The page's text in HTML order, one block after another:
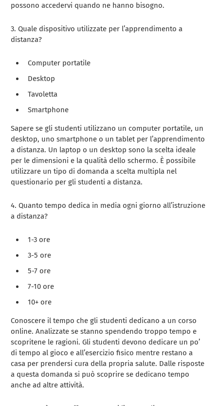
possono accedervi quando ne hanno bisogno.
3. Quale dispositivo utilizzate per l’apprendimento a
distanza?
Computer portatile
Desktop
Tavoletta
Smartphone
Sapere se gli studenti utilizzano un computer portatile, un
desktop, uno smartphone o un tablet per l’apprendimento
a distanza. Un laptop o un desktop sono la scelta ideale
per le dimensioni e la qualità dello schermo. È possibile
utilizzare un tipo di domanda a scelta multipla nel
questionario per gli studenti a distanza.
4. Quanto tempo dedica in media ogni giorno all’istruzione
a distanza?
1-3 ore
3-5 ore
5-7 ore
7-10 ore
10+ ore
Conoscere il tempo che gli studenti dedicano a un corso
online. Analizzate se stanno spendendo troppo tempo e
scopritene le ragioni. Gli studenti devono dedicare un po’
di tempo al gioco e all’esercizio fisico mentre restano a
casa per prendersi cura della propria salute. Dalle risposte
a questa domanda si può scoprire se dedicano tempo
anche ad altre attività.